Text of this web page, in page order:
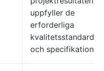
uppfyller de
erforderliga
och